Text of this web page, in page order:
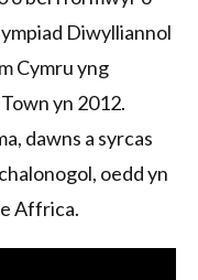
Diwylliannol
Cymru yng
yn 2012.
dawns a syrcas
oedd yn
Affrica.